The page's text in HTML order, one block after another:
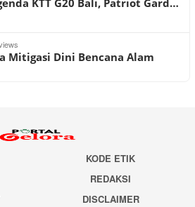
Mitigasi Dini Bencana Alam
KODE ETIK
REDAKSI
DISCLAIMER